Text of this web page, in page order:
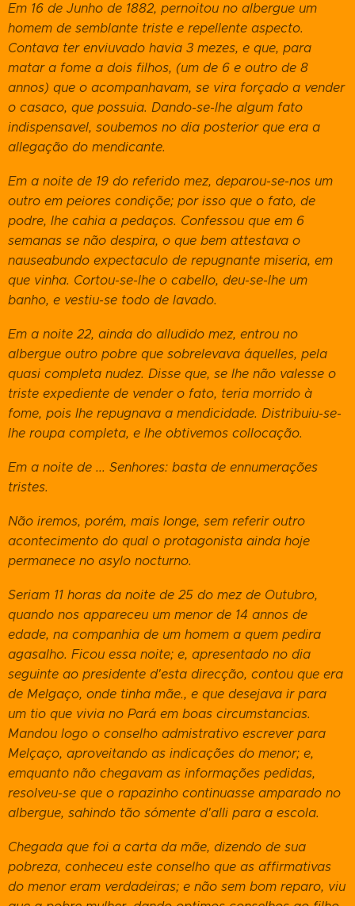
Em 16 de Junho de 1882, pernoitou no albergue um
homem de semblante triste e repellente aspecto.
Contava ter enviuvado havia 3 mezes, e que, para
matar a fome a dois filhos, (um de 6 e outro de 8
annos) que o acompanhavam, se vira forçado a vender
o casaco, que possuia. Dando-se-lhe algum fato
indispensavel, soubemos no dia posterior que era a
allegação do mendicante.
Em a noite de 19 do referido mez, deparou-se-nos um
outro em peiores condiçõe; por isso que o fato, de
podre, lhe cahia a pedaços. Confessou que em 6
semanas se não despira, o que bem attestava o
nauseabundo expectaculo de repugnante miseria, em
que vinha. Cortou-se-lhe o cabello, deu-se-lhe um
banho, e vestiu-se todo de lavado.
Em a noite 22, ainda do alludido mez, entrou no
albergue outro pobre que sobrelevava áquelles, pela
quasi completa nudez. Disse que, se lhe não valesse o
triste expediente de vender o fato, teria morrido à
fome, pois lhe repugnava a mendicidade. Distribuiu-se-
lhe roupa completa, e lhe obtivemos collocação.
Em a noite de ... Senhores: basta de ennumerações
tristes.
Não iremos, porém, mais longe, sem referir outro
acontecimento do qual o protagonista ainda hoje
permanece no asylo nocturno.
Seriam 11 horas da noite de 25 do mez de Outubro,
quando nos appareceu um menor de 14 annos de
edade, na companhia de um homem a quem pedira
agasalho. Ficou essa noite; e, apresentado no dia
seguinte ao presidente d'esta direcção, contou que era
de Melgaço, onde tinha mãe., e que desejava ir para
um tio que vivia no Pará em boas circumstancias.
Mandou logo o conselho admistrativo escrever para
Melçaço, aproveitando as indicações do menor; e,
emquanto não chegavam as informações pedidas,
resolveu-se que o rapazinho continuasse amparado no
albergue, sahindo tão sómente d'alli para a escola.
Chegada que foi a carta da mãe, dizendo de sua
pobreza, conheceu este conselho que as affirmativas
do menor eram verdadeiras; e não sem bom reparo, viu